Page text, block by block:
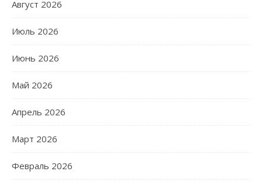
Август 2026
Июль 2026
Июнь 2026
Май 2026
Апрель 2026
Март 2026
Февраль 2026